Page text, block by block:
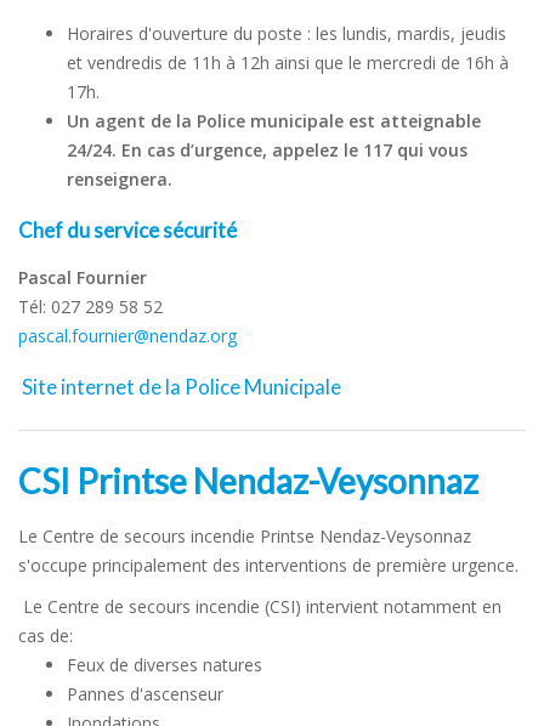
Horaires d'ouverture du poste : les lundis, mardis, jeudis
et vendredis de 11h à 12h ainsi que le mercredi de 16h à
17h.
Un agent de la Police municipale est atteignable
24/24. En cas d’urgence, appelez le 117 qui vous
renseignera.
Chef du service sécurité
Pascal Fournier
Tél: 027 289 58 52
pascal.fournier@nendaz.org
Site internet de la Police Municipale
CSI Printse Nendaz-Veysonnaz
Le Centre de secours incendie Printse Nendaz-Veysonnaz
s'occupe principalement des interventions de première urgence.
Le Centre de secours incendie (CSI) intervient notamment en
cas de:
Feux de diverses natures
Pannes d'ascenseur